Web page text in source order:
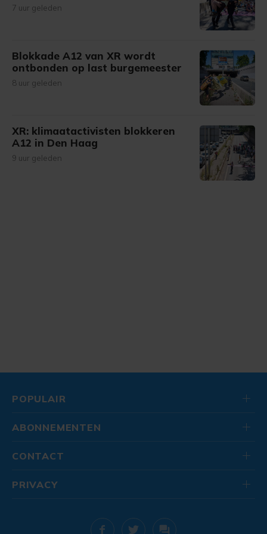
7 uur geleden
Blokkade A12 van XR wordt
ontbonden op last burgemeester
8 uur geleden
XR: klimaatactivisten blokkeren
A12 in Den Haag
9 uur geleden
POPULAIR
ABONNEMENTEN
CONTACT
PRIVACY